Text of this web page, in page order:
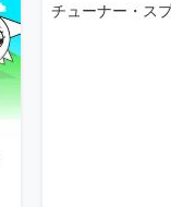
チューナー・ス